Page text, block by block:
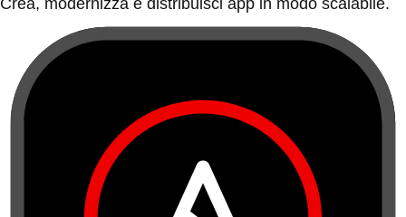
Crea, modernizza e distribuisci app in modo scalabile.